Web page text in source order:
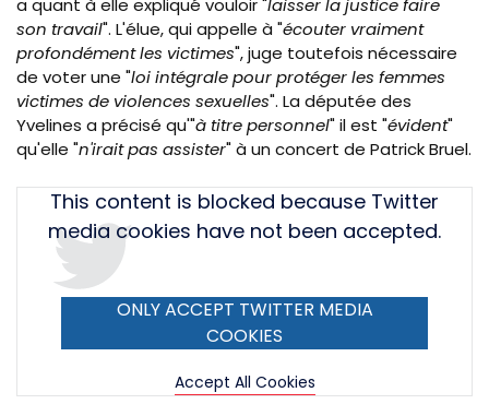
a quant à elle expliqué vouloir "laisser la justice faire
son travail". L'élue, qui appelle à "écouter vraiment
profondément les victimes", juge toutefois nécessaire
de voter une "loi intégrale pour protéger les femmes
victimes de violences sexuelles". La députée des
Yvelines a précisé qu'"à titre personnel" il est "évident"
qu'elle "n'irait pas assister" à un concert de Patrick Bruel.
TweetThis content is blocked because Twitter
media cookies have not been accepted.
ONLY ACCEPT TWITTER MEDIA
COOKIES
Accept All Cookies